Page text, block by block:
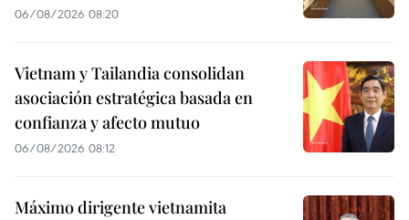
06/08/2026 08:20
Vietnam y Tailandia consolidan
asociación estratégica basada en
confianza y afecto mutuo
06/08/2026 08:12
Máximo dirigente vietnamita